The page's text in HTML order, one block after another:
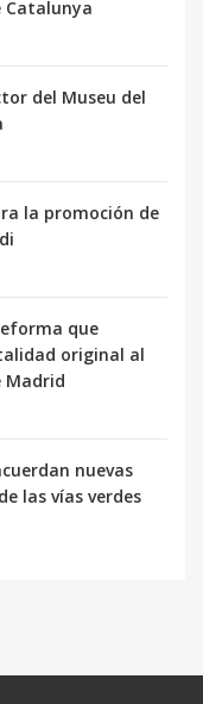
Catalunya
del Museu del
la promoción de
que
original al
Madrid
nuevas
las vías verdes